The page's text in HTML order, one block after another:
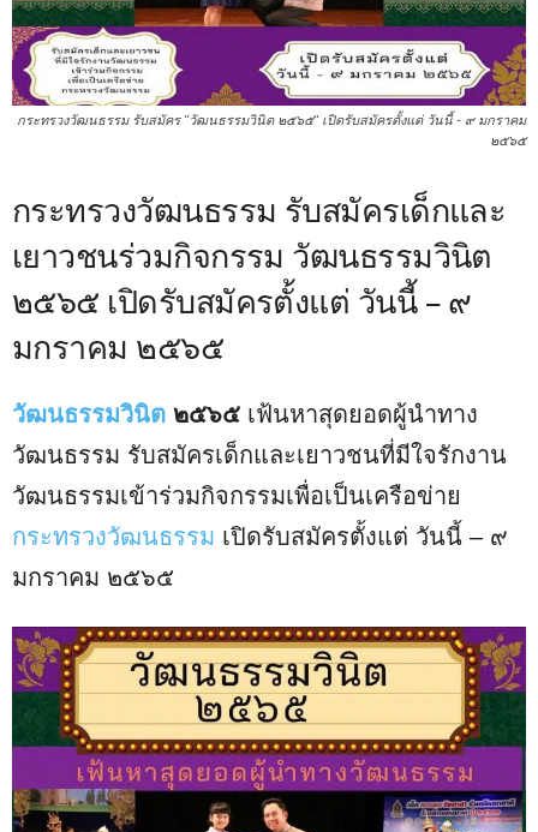
กระทรวงวัฒนธรรม รับสมัคร "วัฒนธรรมวินิต ๒๕๖๕" เปิดรับสมัครตั้งแต่ วันนี้ - ๙ มกราคม
๒๕๖๕
กระทรวงวัฒนธรรม รับสมัครเด็กและ
เยาวชนร่วมกิจกรรม วัฒนธรรมวินิต
๒๕๖๕ เปิดรับสมัครตั้งแต่ วันนี้ – ๙
มกราคม ๒๕๖๕
วัฒนธรรมวินิต ๒๕๖๕ เฟ้นหาสุดยอดผู้นำทาง
วัฒนธรรม รับสมัครเด็กและเยาวชนที่มีใจรักงาน
วัฒนธรรมเข้าร่วมกิจกรรมเพื่อเป็นเครือข่าย
กระทรวงวัฒนธรรม เปิดรับสมัครตั้งแต่ วันนี้ – ๙
มกราคม ๒๕๖๕